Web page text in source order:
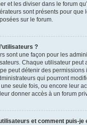
et les diviser dans le forum
sont présents pour que
sur le forum.
?
sont une façon pour les
Chaque utilisateur peut
peut détenir des permissions
qui pourront
seule fois, ou encore leur
donner accès à un forum
et comment puis-je